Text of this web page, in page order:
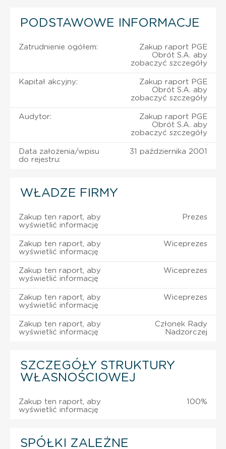
PODSTAWOWE INFORMACJE
Zatrudnienie ogółem:
Zakup raport PGE
Obrót S.A. aby
zobaczyć szczegóły
Kapitał akcyjny:
Zakup raport PGE
Obrót S.A. aby
zobaczyć szczegóły
Audytor:
Zakup raport PGE
Obrót S.A. aby
zobaczyć szczegóły
Data założenia/wpisu
do rejestru:
31 października 2001
WŁADZE FIRMY
Zakup ten raport, aby
wyświetlić informację
Prezes
Zakup ten raport, aby
wyświetlić informację
Wiceprezes
Zakup ten raport, aby
wyświetlić informację
Wiceprezes
Zakup ten raport, aby
wyświetlić informację
Wiceprezes
Zakup ten raport, aby
wyświetlić informację
Członek Rady
Nadzorczej
SZCZEGÓŁY STRUKTURY
WŁASNOŚCIOWEJ
Zakup ten raport, aby
wyświetlić informację
100%
SPÓŁKI ZALEŻNE